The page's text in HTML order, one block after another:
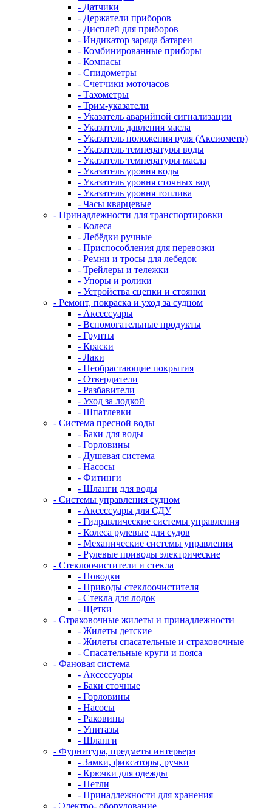
- Датчики
- Держатели приборов
- Дисплей для приборов
- Индикатор заряда батареи
- Комбинированные приборы
- Компасы
- Спидометры
- Счетчики моточасов
- Тахометры
- Трим-указатели
- Указатель аварийной сигнализации
- Указатель давления масла
- Указатель положения руля (Аксиометр)
- Указатель температуры воды
- Указатель температуры масла
- Указатель уровня воды
- Указатель уровня сточных вод
- Указатель уровня топлива
- Часы кварцевые
- Принадлежности для транспортировки
- Колеса
- Лебёдки ручные
- Приспособления для перевозки
- Ремни и тросы для лебедок
- Трейлеры и тележки
- Упоры и ролики
- Устройства сцепки и стоянки
- Ремонт, покраска и уход за судном
- Аксессуары
- Вспомогательные продукты
- Грунты
- Краски
- Лаки
- Необрастающие покрытия
- Отвердители
- Разбавители
- Уход за лодкой
- Шпатлевки
- Система пресной воды
- Баки для воды
- Горловины
- Душевая система
- Насосы
- Фитинги
- Шланги для воды
- Системы управления судном
- Аксессуары для СДУ
- Гидравлические системы управления
- Колеса рулевые для судов
- Механические системы управления
- Рулевые приводы электрические
- Стеклоочистители и стекла
- Поводки
- Приводы стеклоочистителя
- Стекла для лодок
- Щетки
- Страховочные жилеты и принадлежности
- Жилеты детские
- Жилеты спасательные и страховочные
- Спасательные круги и пояса
- Фановая система
- Аксессуары
- Баки сточные
- Горловины
- Насосы
- Раковины
- Унитазы
- Шланги
- Фурнитура, предметы интерьера
- Замки, фиксаторы, ручки
- Крючки для одежды
- Петли
- Принадлежности для хранения
- Электро- оборудование